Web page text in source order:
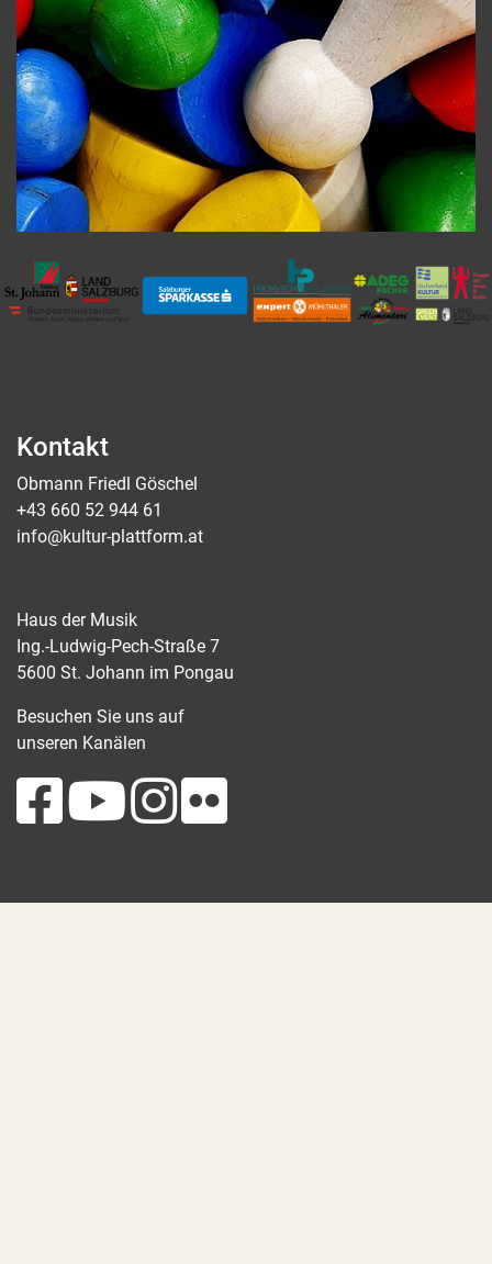
Kontakt
Obmann Friedl Göschel
+43 660 52 944 61
info@kultur-plattform.at
Haus der Musik
Ing.-Ludwig-Pech-Straße 7
5600 St. Johann im Pongau
Besuchen Sie uns auf
unseren Kanälen